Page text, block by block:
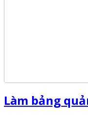
Làm bảng